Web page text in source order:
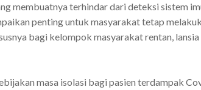
membuatnya terhindar dari deteksi sistem
penting untuk masyarakat tetap
bagi kelompok masyarakat rentan,
masa isolasi bagi pasien terdampak